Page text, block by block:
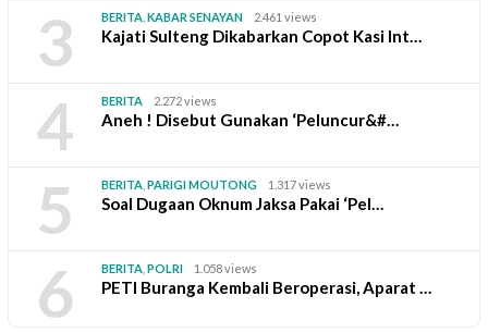
3 BERITA KABAR SENAYAN 2.461 views
Kajati Sulteng Dikabarkan Copot Kasi Int…
4 BERITA 2.272 views
Aneh ! Disebut Gunakan ‘Peluncur&#…
5 BERITA PARIGI MOUTONG 1.317 views
Soal Dugaan Oknum Jaksa Pakai ‘Pel…
6 BERITA POLRI 1.058 views
PETI Buranga Kembali Beroperasi, Aparat …